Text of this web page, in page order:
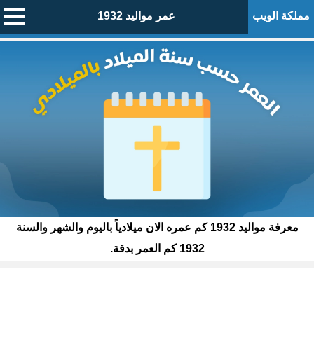
مملكة الويب عمر مواليد 1932
معرفة مواليد 1932 كم عمره الان ميلادياً باليوم والشهر والسنة
1932 كم العمر بدقة.